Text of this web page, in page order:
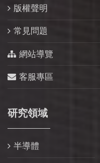
版權聲明
常見問題
網站導覽
客服專區
研究領域
半導體